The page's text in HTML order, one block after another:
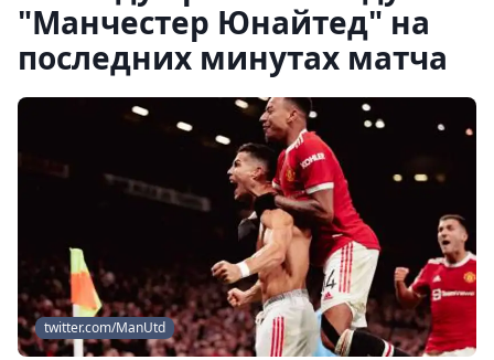
"Манчестер Юнайтед" на
последних минутах матча
twitter.com/ManUtd